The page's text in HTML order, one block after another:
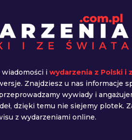
wiadomości iwydarzenia z Polski i
Znajdziesz u nas informacje
wywiady i
dzięki temu nie siejemy plotek.
z wydarzeniami online.